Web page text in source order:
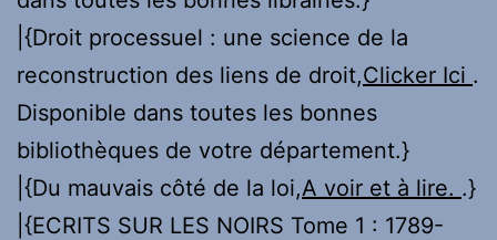
|{Droit processuel : une science de la
reconstruction des liens de droit,Clicker Ici .
Disponible dans toutes les bonnes
bibliothèques de votre département.}
|{Du mauvais côté de la loi,A voir et à lire. .}
|{ECRITS SUR LES NOIRS Tome 1 : 1789-